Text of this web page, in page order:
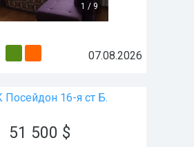
1 / 9
07.08.2026
16-я ст Б.
51 500 $